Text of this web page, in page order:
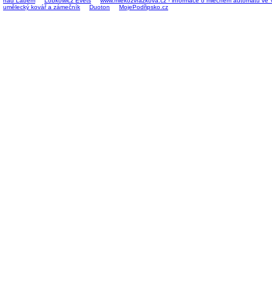
umělecký kovář a zámečník
Duoton MojePodřipsko.cz